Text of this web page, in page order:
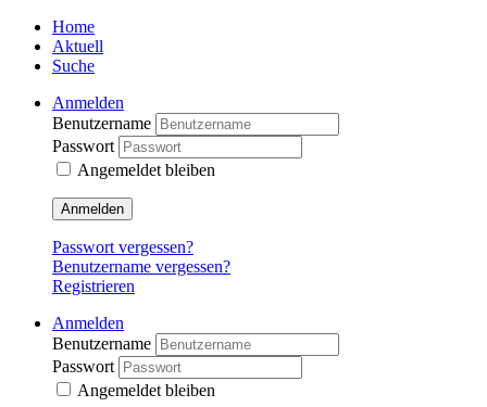
Home
Aktuell
Suche
Anmelden
Benutzername
Passwort
Angemeldet bleiben
Anmelden
Passwort vergessen?
Benutzername vergessen?
Registrieren
Anmelden
Benutzername
Passwort
Angemeldet bleiben